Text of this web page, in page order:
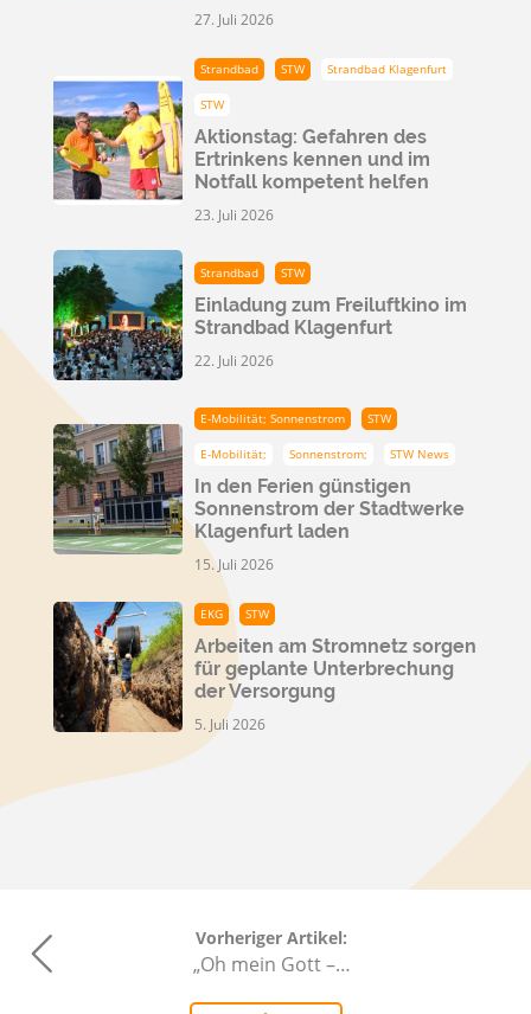
27. Juli 2026
Strandbad STW Strandbad Klagenfurt
STW
Aktionstag: Gefahren des
Ertrinkens kennen und im
Notfall kompetent helfen
23. Juli 2026
Strandbad STW
Einladung zum Freiluftkino im
Strandbad Klagenfurt
22. Juli 2026
E-Mobilität; Sonnenstrom STW
E-Mobilität; Sonnenstrom; STW News
In den Ferien günstigen
Sonnenstrom der Stadtwerke
Klagenfurt laden
15. Juli 2026
EKG STW
Arbeiten am Stromnetz sorgen
für geplante Unterbrechung
der Versorgung
5. Juli 2026
Vorheriger Artikel:
„Oh mein Gott –…